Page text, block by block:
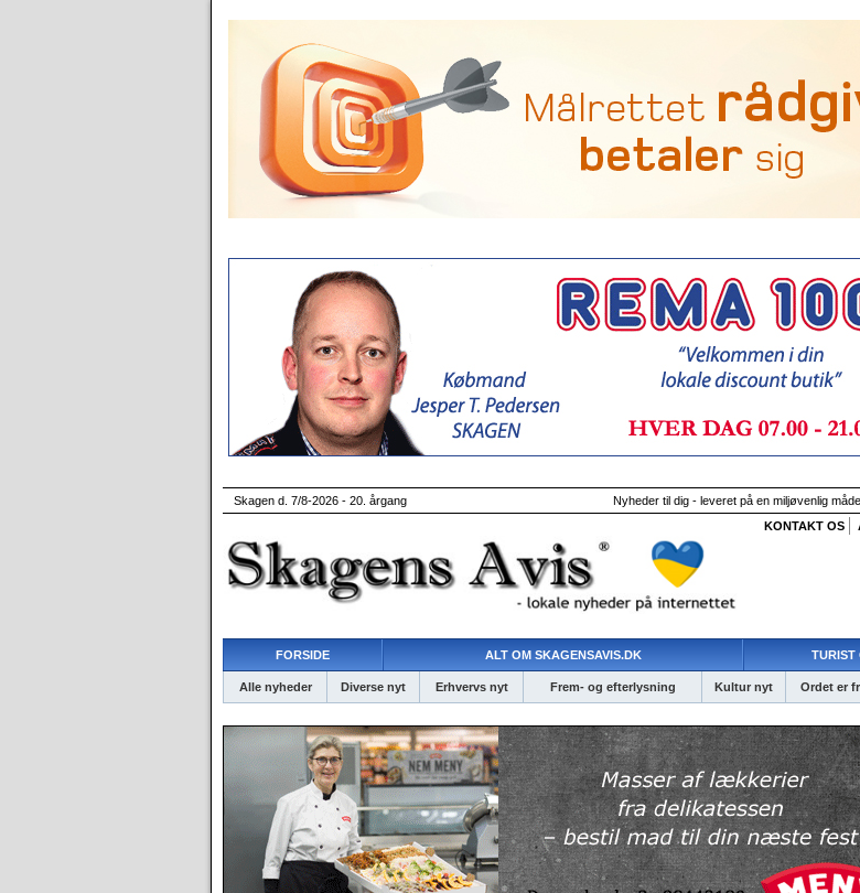
Skagen d. 7/8-2026 - 20. årgang Nyheder til dig - leveret på en miljøvenlig
KONTAKT OS
FORSIDE ALT OM SKAGENSAVIS.DK TURIST
Alle nyheder Diverse nyt Erhvervs nyt Frem- og efterlysning Kultur nyt Ordet er